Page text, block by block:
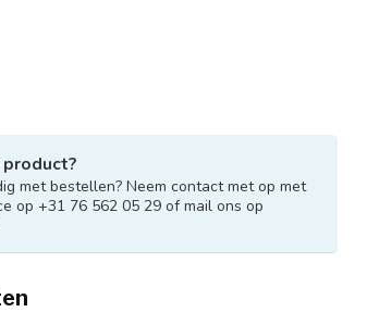
met bestellen? Neem contact met op met
op +31 76 562 05 29 of mail ons op